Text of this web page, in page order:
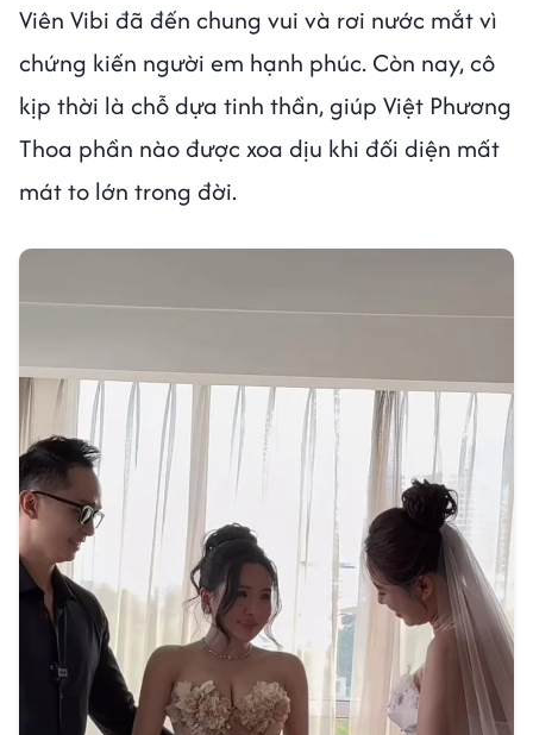
Viên Vibi đã đến chung vui và rơi nước mắt vì
chứng kiến người em hạnh phúc. Còn nay, cô
kịp thời là chỗ dựa tinh thần, giúp Việt Phương
Thoa phần nào được xoa dịu khi đối diện mất
mát to lớn trong đời.